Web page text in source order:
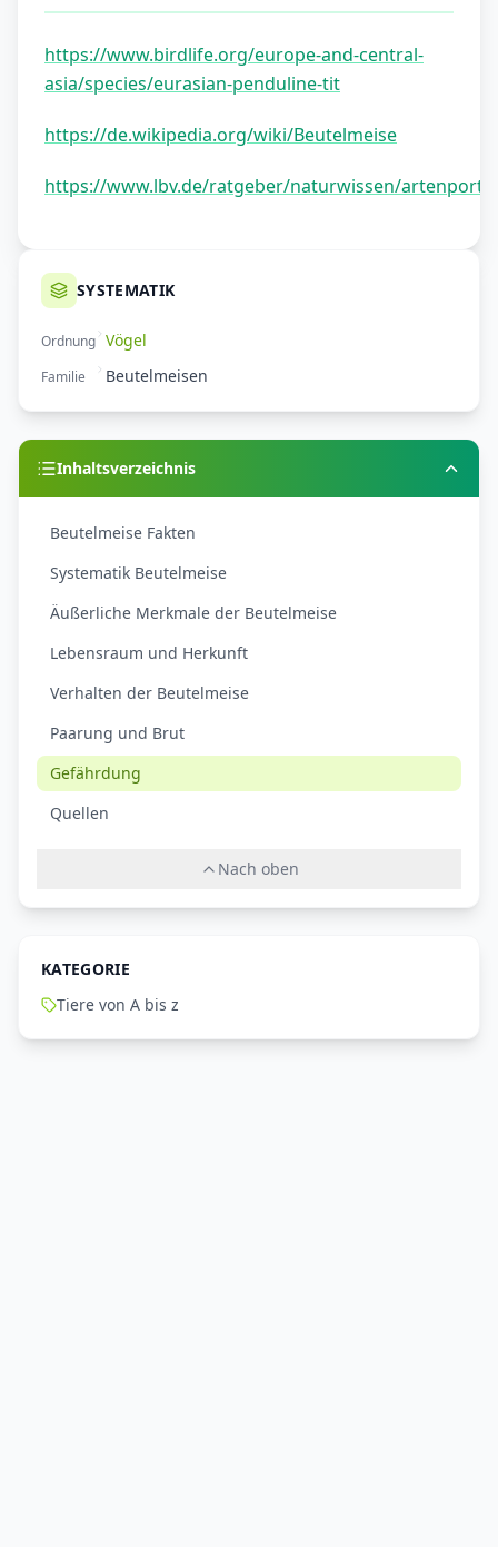
https://www.birdlife.org/europe-and-central-
asia/species/eurasian-penduline-tit
https://de.wikipedia.org/wiki/Beutelmeise
https://www.lbv.de/ratgeber/naturwissen/
SYSTEMATIK
Ordnung Vögel
Familie Beutelmeisen
Inhaltsverzeichnis
Beutelmeise Fakten
Systematik Beutelmeise
Äußerliche Merkmale der Beutelmeise
Lebensraum und Herkunft
Verhalten der Beutelmeise
Paarung und Brut
Gefährdung
Quellen
Nach oben
KATEGORIE
Tiere von A bis z